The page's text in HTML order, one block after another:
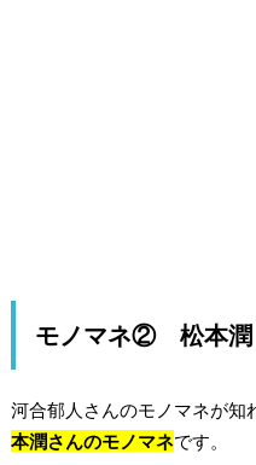
モノマネ② 松本潤
河合郁人さんのモノマネが知
本潤さんのモノマネです。